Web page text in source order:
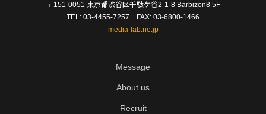
〒151-0051 東京都渋谷区千駄ケ谷2-1-8 Barbizon8 5F
TEL: 03-4455-7257 FAX: 03-6800-1466
media-lab.ne.jp
Message
About us
Recruit